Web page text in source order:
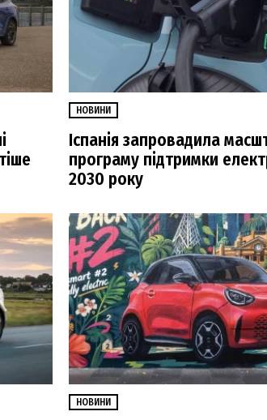
НОВИНИ
Іспанія запровадила
програму підтримки
2030 року
НОВИНИ